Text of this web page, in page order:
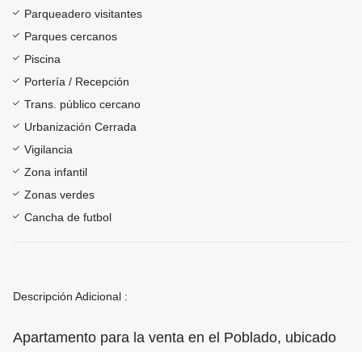
Parqueadero visitantes
Parques cercanos
Piscina
Portería / Recepción
Trans. público cercano
Urbanización Cerrada
Vigilancia
Zona infantil
Zonas verdes
Cancha de futbol
Descripción Adicional :
Apartamento para la venta en el Poblado, ubicado